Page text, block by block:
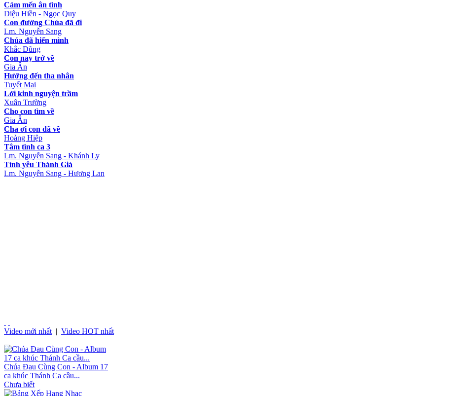
Cảm mến ân tình
Diệu Hiền - Ngọc Quy
Con đường Chúa đã đi
Lm. Nguyễn Sang
Chúa đã hiến mình
Khắc Dũng
Con nay trở về
Gia Ân
Hướng đến tha nhân
Tuyết Mai
Lời kinh nguyện trầm
Xuân Trường
Cho con tìm về
Gia Ân
Cha ơi con đã về
Hoàng Hiệp
Tâm tình ca 3
Lm. Nguyễn Sang - Khánh Ly
Tình yêu Thánh Giá
Lm. Nguyễn Sang - Hương Lan
Video mới nhất | Video HOT nhất
Chúa Đau Cùng Con - Album 17
ca khúc Thánh Ca cầu...
Chưa biết